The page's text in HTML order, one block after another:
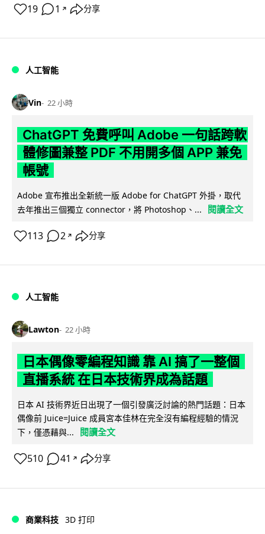
19 1 ↗ 分享
人工智能
Vin 22 小時
ChatGPT 免費呼叫 Adobe 一句話跨軟
體修圖兼整 PDF 不用開多個 APP 兼免
帳號
Adobe 宣布推出全新統一版 Adobe for ChatGPT 外掛，取代
去年推出三個獨立 connector，將 Photoshop、...
閱讀全文
113 2 ↗ 分享
人工智能
Lawton 22 小時
日本偶像零編程知識 靠 AI 搞了一整個
直播系統 在日本技術界成為話題
日本 AI 技術界近日出現了一個引發廣泛討論的熱門話題：日本
偶像前 Juice=Juice 成員宮本佳林在完全沒有編程經驗的情況
下，僅憑藉與...
閱讀全文
510 41 ↗ 分享
商業科技 3D 打印